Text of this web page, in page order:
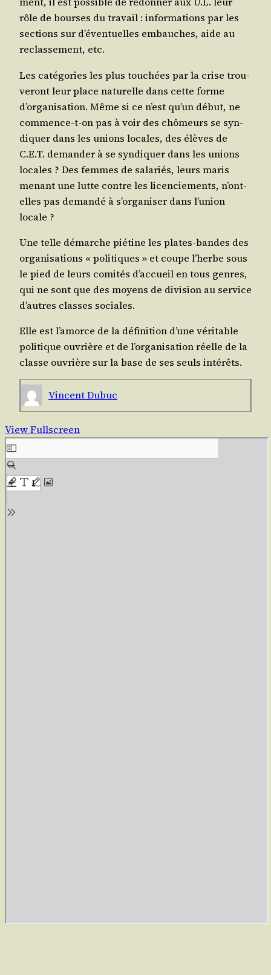
rôle de bourses du tra­vail : infor­ma­tions par les
sec­tions sur d’éventuelles embauches, aide au
reclas­se­ment, etc.
Les caté­go­ries les plus tou­chées par la crise trou­
ve­ront leur place natu­relle dans cette forme
d’organisation. Même si ce n’est qu’un début, ne
com­mence-t-on pas à voir des chô­meurs se syn­
di­quer dans les unions locales, des élèves de
C.E.T. deman­der à se syn­di­quer dans les unions
locales ? Des femmes de sala­riés, leurs maris
menant une lutte contre les licen­cie­ments, n’ont-
elles pas deman­dé à s’organiser dans l’union
locale ?
Une telle démarche pié­tine les plates-bandes des
orga­ni­sa­tions « poli­tiques » et coupe l’herbe sous
le pied de leurs comi­tés d’accueil en tous genres,
qui ne sont que des moyens de divi­sion au ser­vice
d’autres classes sociales.
Elle est l’amorce de la défi­ni­tion d’une véri­table
poli­tique ouvrière et de l’organisation réelle de la
classe ouvrière sur la base de ses seuls intérêts.
Vincent Dubuc
View Fullscreen